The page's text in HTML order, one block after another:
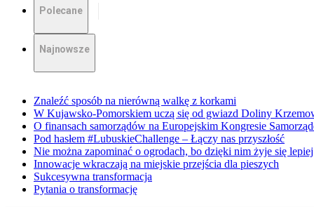
Polecane
Najnowsze
Znaleźć sposób na nierówną walkę z korkami
W Kujawsko-Pomorskiem uczą się od gwiazd Doliny
O finansach samorządów na Europejskim Kongresie
Pod hasłem #LubuskieChallenge – Łączy nas przyszłość
Nie można zapominać o ogrodach, bo dzięki nim żyje się lepiej
Innowacje wkraczają na miejskie przejścia dla pieszych
Sukcesywna transformacja
Pytania o transformację